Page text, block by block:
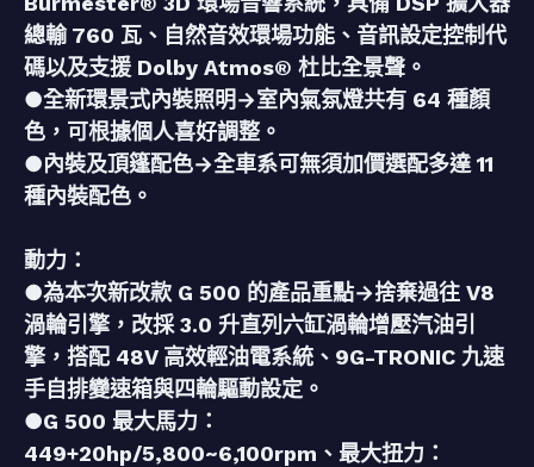
總輸 760 瓦、自然音效環場功能、音訊設定控制代
碼以及支援 Dolby Atmos® 杜比全景聲。
●全新環景式內裝照明→室內氣氛燈共有 64 種顏
色，可根據個人喜好調整。
●內裝及頂篷配色→全車系可無須加價選配多達 11
種內裝配色。
動力：
●為本次新改款 G 500 的產品重點→捨棄過往 V8
渦輪引擎，改採 3.0 升直列六缸渦輪增壓汽油引
擎，搭配 48V 高效輕油電系統、9G-TRONIC 九速
手自排變速箱與四輪驅動設定。
●G 500 最大馬力：
449+20hp/5,800~6,100rpm、最大扭力：